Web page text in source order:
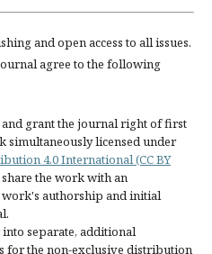
and open access to all issues.
agree to the following
grant the journal right of first
licensed under
4.0 International (CC BY
the work with an
authorship and initial
separate, additional
for the non-exclusive distribution